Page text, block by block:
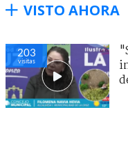
VISTO AHORA
203
visitas